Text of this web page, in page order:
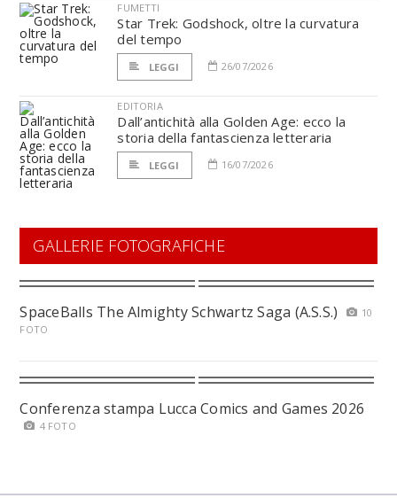
FUMETTI
Star Trek: Godshock, oltre la curvatura
del tempo
LEGGI 26/07/2026
EDITORIA
Dall’antichità alla Golden Age: ecco la
storia della fantascienza letteraria
LEGGI 16/07/2026
GALLERIE FOTOGRAFICHE
SpaceBalls The Almighty Schwartz Saga (A.S.S.)
10
FOTO
Conferenza stampa Lucca Comics and Games 2026
4 FOTO